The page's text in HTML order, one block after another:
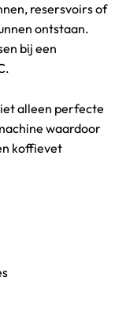
resersvoirs of
ontstaan.
bij een
alleen perfecte
waardoor
koffievet